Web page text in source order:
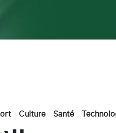
Culture Santé